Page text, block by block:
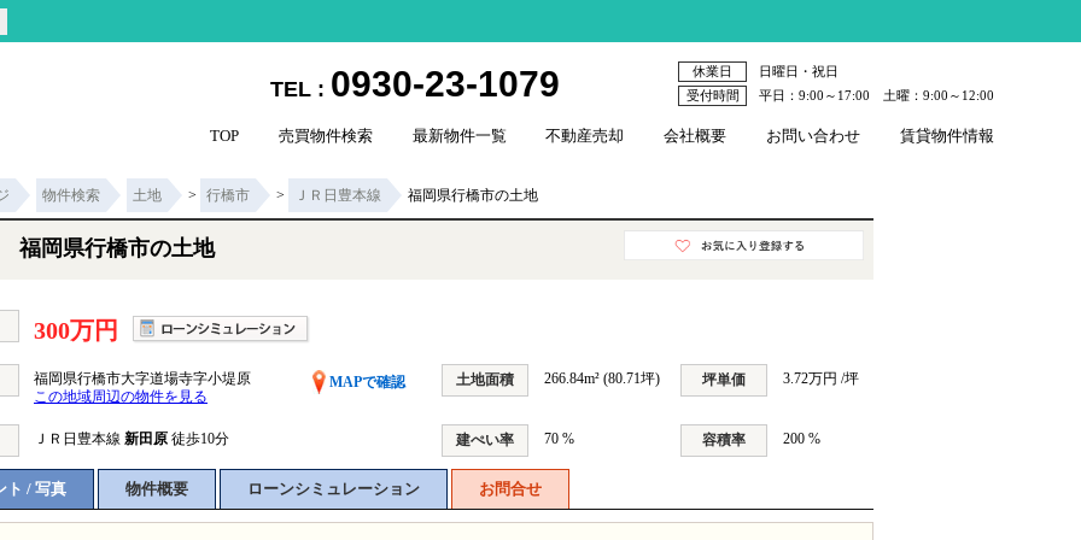
TEL : 0930-23-1079 休業日
日曜日・祝日
受付時間
平日：9:00～17:00 土曜：9:00～12:00
TOP 売買物件検索 最新物件一覧 不動産売却 会社概要 お問い合わせ 賃貸物件情報
物件検索 土地 > 行橋市 > ＪＲ日豊本線 福岡県行橋市の土地
福岡県行橋市の土地
300万円
福岡県行橋市大字道場寺字小堤原
MAPで確認
この地域周辺の物件を見る
土地面積 266.84m² (80.71坪) 坪単価 3.72万円 /坪
ＪＲ日豊本線 新田原 徒歩10分 建ぺい率 70 % 容積率 200 %
ト / 写真 物件概要 ローンシミュレーション お問合せ